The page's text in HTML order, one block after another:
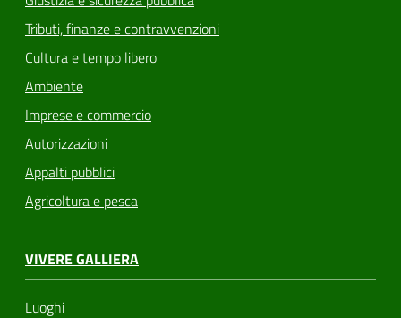
Tributi, finanze e contravvenzioni
Cultura e tempo libero
Ambiente
Imprese e commercio
Autorizzazioni
Appalti pubblici
Agricoltura e pesca
VIVERE GALLIERA
Luoghi